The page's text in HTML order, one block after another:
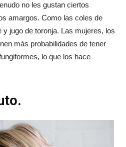
no les gustan ciertos
amargos. Como las coles de
y jugo de toronja. Las mujeres, los
más probabilidades de tener
lo que los hace